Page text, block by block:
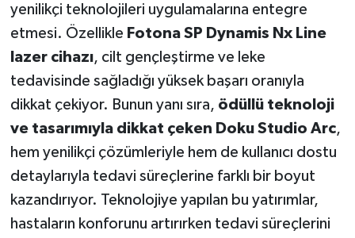
yenilikçi teknolojileri uygulamalarına entegre
etmesi. Özellikle Fotona SP Dynamis Nx Line
lazer cihazı, cilt gençleştirme ve leke
tedavisinde sağladığı yüksek başarı oranıyla
dikkat çekiyor. Bunun yanı sıra, ödüllü teknoloji
ve tasarımıyla dikkat çeken Doku Studio Arc,
hem yenilikçi çözümleriyle hem de kullanıcı dostu
detaylarıyla tedavi süreçlerine farklı bir boyut
kazandırıyor. Teknolojiye yapılan bu yatırımlar,
hastaların konforunu artırırken tedavi süreçlerini